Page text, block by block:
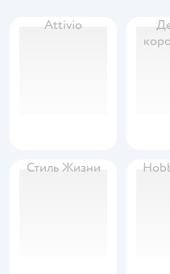
Attivio
Стиль Жизни